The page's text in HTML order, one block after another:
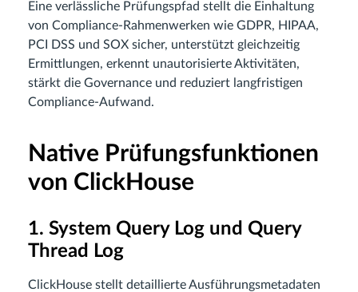
Eine verlässliche Prüfungspfad stellt die Einhaltung
von Compliance-Rahmenwerken wie GDPR, HIPAA,
PCI DSS und SOX sicher, unterstützt gleichzeitig
Ermittlungen, erkennt unautorisierte Aktivitäten,
stärkt die Governance und reduziert langfristigen
Compliance-Aufwand.
Native Prüfungsfunktionen
von ClickHouse
1. System Query Log und Query
Thread Log
ClickHouse stellt detaillierte Ausführungsmetadaten